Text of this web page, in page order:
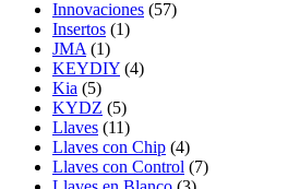
Innovaciones (57)
Insertos (1)
JMA (1)
KEYDIY (4)
Kia (5)
KYDZ (5)
Llaves (11)
Llaves con Chip (4)
Llaves con Control (7)